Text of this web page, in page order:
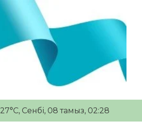
27°C, Сенбі, 08 тамыз, 02:28